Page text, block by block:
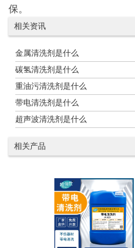
保。
相关资讯
金属清洗剂是什么
碳氢清洗剂是什么
重油污清洗剂是什么
带电清洗剂是什么
超声波清洗剂是什么
相关产品